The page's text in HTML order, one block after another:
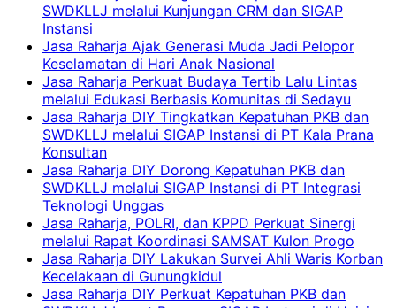
SWDKLLJ melalui Kunjungan CRM dan SIGAP
Instansi
Jasa Raharja Ajak Generasi Muda Jadi Pelopor
Keselamatan di Hari Anak Nasional
Jasa Raharja Perkuat Budaya Tertib Lalu Lintas
melalui Edukasi Berbasis Komunitas di Sedayu
Jasa Raharja DIY Tingkatkan Kepatuhan PKB dan
SWDKLLJ melalui SIGAP Instansi di PT Kala Prana
Konsultan
Jasa Raharja DIY Dorong Kepatuhan PKB dan
SWDKLLJ melalui SIGAP Instansi di PT Integrasi
Teknologi Unggas
Jasa Raharja, POLRI, dan KPPD Perkuat Sinergi
melalui Rapat Koordinasi SAMSAT Kulon Progo
Jasa Raharja DIY Lakukan Survei Ahli Waris Korban
Kecelakaan di Gunungkidul
Jasa Raharja DIY Perkuat Kepatuhan PKB dan